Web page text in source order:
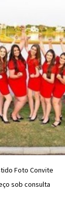
Foto Convite
sob consulta